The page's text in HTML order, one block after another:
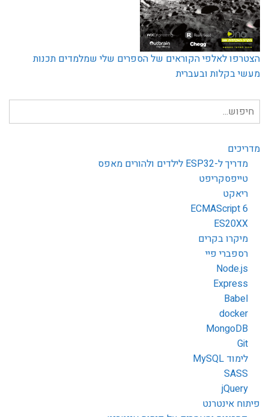
הצטרפו לאלפי הקוראים של הספרים שלי שמלמדים תכנות
מעשי בקלות ובעברית
חיפוש
עבור:
מדריכים
מדריך ל-ESP32 לילדים ולהורים מאפס
טייפסקריפט
ריאקט
ECMAScript 6
ES20XX
מיקרו בקרים
רספברי פיי
Node.js
Express
Babel
docker
MongoDB
Git
לימוד MySQL
SASS
jQuery
פיתוח אינטרנט